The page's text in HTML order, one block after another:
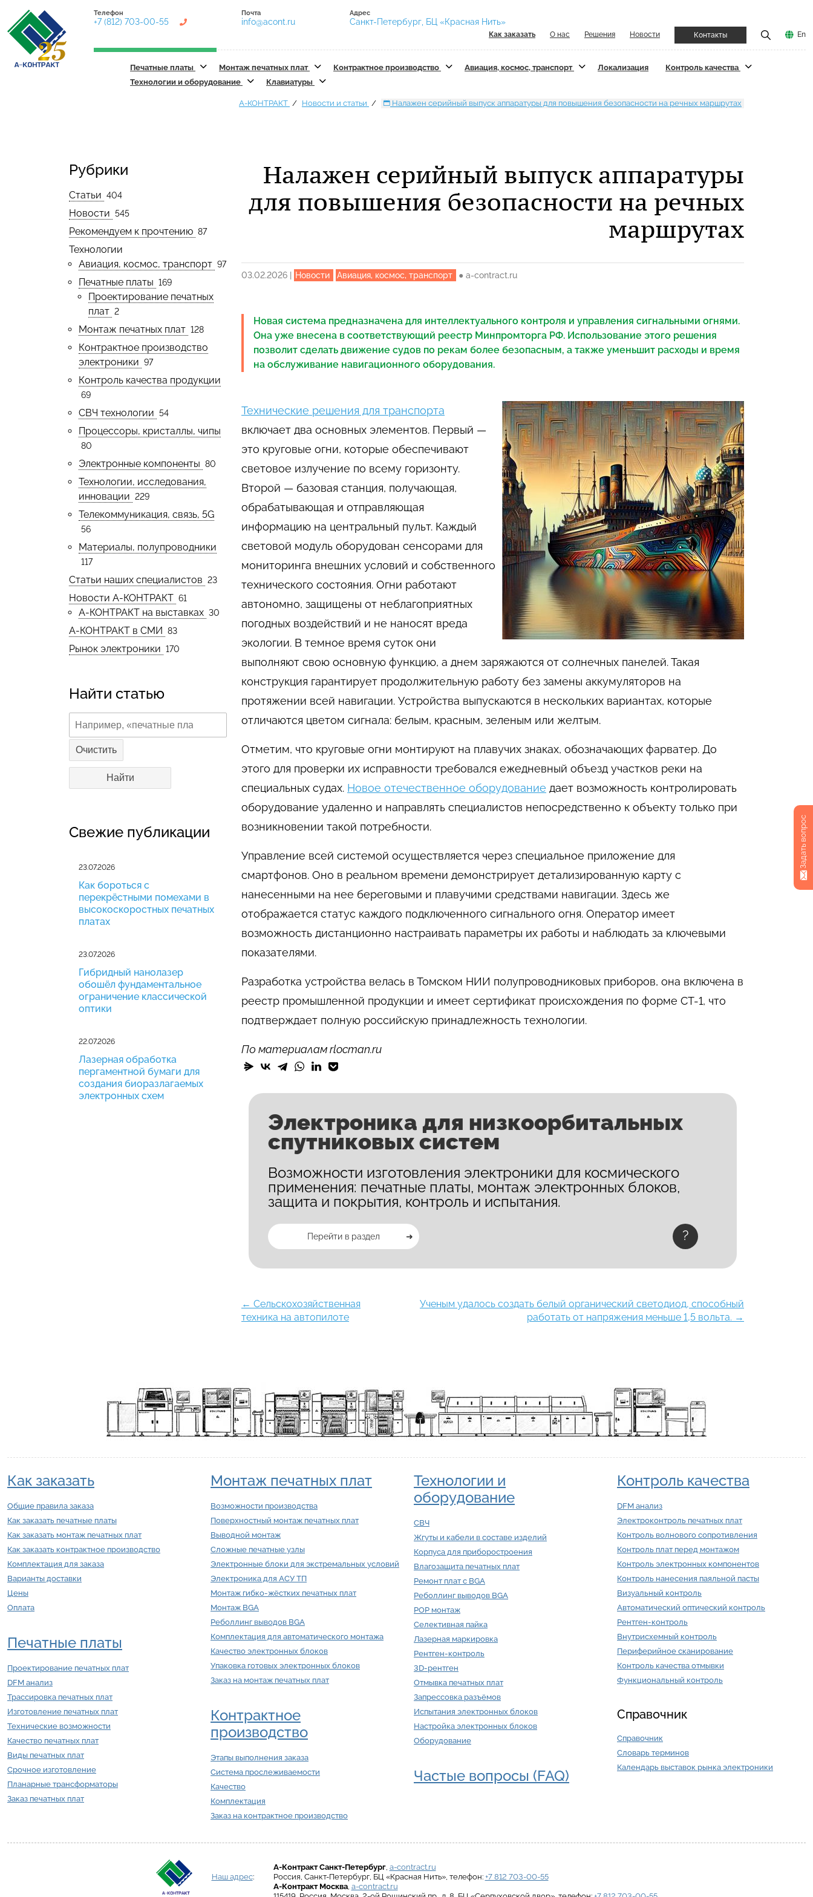
Телефон
+7 (812) 703-00-55
Почта
info@acont.ru
Адрес
Санкт-Петербург, БЦ «Красная Нить»
Как заказать О нас Решения Новости Контакты En
Печатные платы Монтаж печатных плат Контрактное производство Авиация, космос, транспорт Локализация
Контроль качества
Технологии и оборудование
Клавиатуры
А-КОНТРАКТ Новости и статьи Налажен серийный выпуск аппаратуры для повышения безопасности на речных маршрутах
Налажен серийный выпуск аппаратуры
для повышения безопасности на речных
маршрутах
03.02.2026 Новости Авиация, космос, транспорт ● a-contract.ru
Новая система предназначена для интеллектуального контроля и управления сигнальными огнями.
Она уже внесена в соответствующий реестр Минпромторга РФ. Использование этого решения
позволит сделать движение судов по рекам более безопасным, а также уменьшит расходы и время
на обслуживание навигационного оборудования.
Технические решения для транспорта
включает два основных элементов. Первый —
это круговые огни, которые обеспечивают
световое излучение по всему горизонту.
Второй — базовая станция, получающая,
обрабатывающая и отправляющая
информацию на центральный пульт. Каждый
световой модуль оборудован сенсорами для
мониторинга внешних условий и собственного
технического состояния. Огни работают
автономно, защищены от неблагоприятных
погодных воздействий и не наносят вреда
экологии. В темное время суток они
выполняют свою основную функцию, а днем заряжаются от солнечных панелей. Такая
конструкция гарантирует продолжительную работу без замены аккумуляторов на
протяжении всей навигации. Устройства выпускаются в нескольких вариантах, которые
отличаются цветом сигнала: белым, красным, зеленым или желтым.
Отметим, что круговые огни монтируют на плавучих знаках, обозначающих фарватер. До
этого для проверки их исправности требовался ежедневный объезд участков реки на
специальных судах. Новое отечественное оборудование дает возможность контролировать
оборудование удаленно и направлять специалистов непосредственно к объекту только при
возникновении такой потребности.
Управление всей системой осуществляется через специальное приложение для
смартфонов. Оно в реальном времени демонстрирует детализированную карту с
нанесенными на нее береговыми и плавучими средствами навигации. Здесь же
отображается статус каждого подключенного сигнального огня. Оператор имеет
возможность дистанционно настраивать параметры их работы и наблюдать за ключевыми
показателями.
Разработка устройства велась в Томском НИИ полупроводниковых приборов, она включена в
реестр промышленной продукции и имеет сертификат происхождения по форме СТ-1, что
подтверждает полную российскую принадлежность технологии.
По материалам rlocman.ru
Электроника для низкоорбитальных
спутниковых систем
Возможности изготовления электроники для космического
применения: печатные платы, монтаж электронных блоков,
защита и покрытия, контроль и испытания.
Перейти в раздел ?
← Сельскохозяйственная
техника на автопилоте
Ученым удалось создать белый органический светодиод, способный
работать от напряжения меньше 1,5 вольта. →
Рубрики
Статьи 404
Новости 545
Рекомендуем к прочтению 87
Технологии
Авиация, космос, транспорт 97
Печатные платы 169
Проектирование печатных
плат 2
Монтаж печатных плат 128
Контрактное производство
электроники 97
Контроль качества продукции
69
СВЧ технологии 54
Процессоры, кристаллы, чипы
80
Электронные компоненты 80
Технологии, исследования,
инновации 229
Телекоммуникация, связь, 5G
56
Материалы, полупроводники
117
Статьи наших специалистов 23
Новости А-КОНТРАКТ 61
А-КОНТРАКТ на выставках 30
А-КОНТРАКТ в СМИ 83
Рынок электроники 170
Найти статью
Очистить
Свежие публикации
23.07.2026
Как бороться с
перекрёстными помехами в
высокоскоростных печатных
платах
23.07.2026
Гибридный нанолазер
обошёл фундаментальное
ограничение классической
оптики
22.07.2026
Лазерная обработка
пергаментной бумаги для
создания биоразлагаемых
электронных схем
Как заказать
Общие правила заказа
Как заказать печатные платы
Как заказать монтаж печатных плат
Как заказать контрактное производство
Комплектация для заказа
Варианты доставки
Цены
Оплата
Печатные платы
Проектирование печатных плат
DFM анализ
Трассировка печатных плат
Изготовление печатных плат
Технические возможности
Качество печатных плат
Виды печатных плат
Срочное изготовление
Планарные трансформаторы
Заказ печатных плат
Монтаж печатных плат
Возможности производства
Поверхностный монтаж печатных плат
Выводной монтаж
Сложные печатные узлы
Электронные блоки для экстремальных условий
Электроника для АСУ ТП
Монтаж гибко-жёстких печатных плат
Монтаж BGA
Реболлинг выводов BGA
Комплектация для автоматического монтажа
Качество электронных блоков
Упаковка готовых электронных блоков
Заказ на монтаж печатных плат
Контрактное
производство
Этапы выполнения заказа
Система прослеживаемости
Качество
Комплектация
Заказ на контрактное производство
Технологии и
оборудование
СВЧ
Жгуты и кабели в составе изделий
Корпуса для приборостроения
Влагозащита печатных плат
Ремонт плат с BGA
Реболлинг выводов BGA
POP монтаж
Селективная пайка
Лазерная маркировка
Рентген-контроль
3D-рентген
Отмывка печатных плат
Запрессовка разъёмов
Испытания электронных блоков
Настройка электронных блоков
Оборудование
Частые вопросы (FAQ)
Контроль качества
DFM анализ
Электроконтроль печатных плат
Контроль волнового сопротивления
Контроль плат перед монтажом
Контроль электронных компонентов
Контроль нанесения паяльной пасты
Визуальный контроль
Автоматический оптический контроль
Рентген-контроль
Внутрисхемный контроль
Периферийное сканирование
Контроль качества отмывки
Функциональный контроль
Справочник
Справочник
Словарь терминов
Календарь выставок рынка электроники
Наш адрес:
А-Контракт Санкт-Петербург, a-contract.ru
Россия, Санкт-Петербург, БЦ «Красная Нить», телефон: +7 812 703-00-55
А-Контракт Москва, a-contract.ru
Задать вопрос